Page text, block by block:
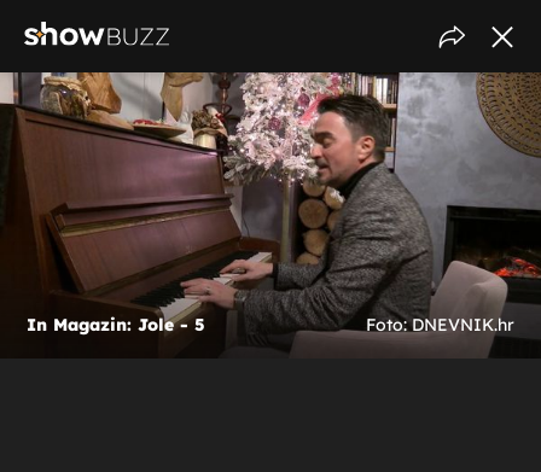
In Magazin: Jole - 5 Foto: DNEVNIK.hr